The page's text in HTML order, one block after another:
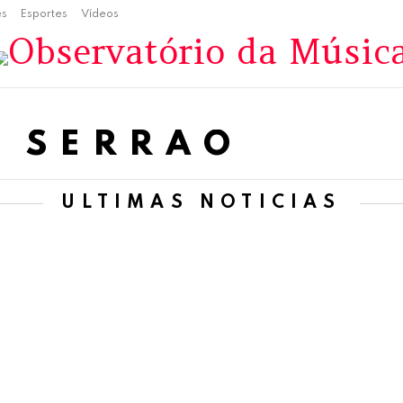
Esportes Vídeos
SERRÃO
ÚLTIMAS NOTÍCIAS